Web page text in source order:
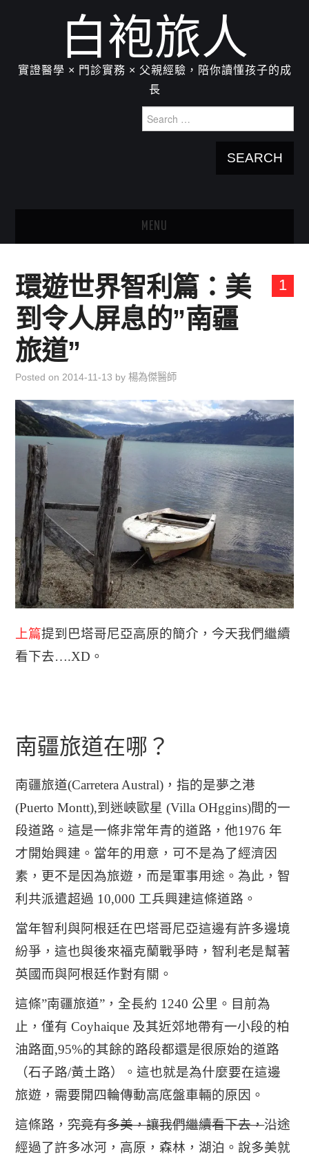
白袍旅人
實證醫學 × 門診實務 × 父親經驗，陪你讀懂孩子的成
長
for:
MENU
關於我：楊為傑醫師
兒童青少年成長專區
育兒知識集
環遊世界行
直上雲霄去
我思故我在
聯絡我
主婦碎碎念
1
環遊世界智利篇：美
到令人屏息的”南疆
旅道”
Posted on 2014-11-13 by楊為傑醫師
上篇提到巴塔哥尼亞高原的簡介，今天我們繼續
看下去….XD。
南疆旅道在哪？
南疆旅道(Carretera Austral)，指的是夢之港
(Puerto Montt),到迷峽歐星 (Villa OHggins)間的一
段道路。這是一條非常年青的道路，他1976 年
才開始興建。當年的用意，可不是為了經濟因
素，更不是因為旅遊，而是軍事用途。為此，智
利共派遣超過 10,000 工兵興建這條道路。
當年智利與阿根廷在巴塔哥尼亞這邊有許多邊境
紛爭，這也與後來福克蘭戰爭時，智利老是幫著
英國而與阿根廷作對有關。
這條”南疆旅道”，全長約 1240 公里。目前為
止，僅有 Coyhaique 及其近郊地帶有一小段的柏
油路面,95%的其餘的路段都還是很原始的道路
（石子路/黃土路）。這也就是為什麼要在這邊
旅遊，需要開四輪傳動高底盤車輛的原因。
這條路，究竟有多美，讓我們繼續看下去，沿途
經過了許多冰河，高原，森林，湖泊。說多美就